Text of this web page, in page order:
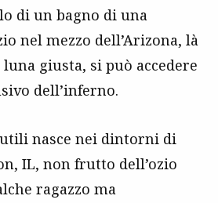
di un bagno di una
nel mezzo dell’Arizona, là
luna giusta, si può accedere
dell’inferno.
nasce nei dintorni di
IL, non frutto dell’ozio
ragazzo ma